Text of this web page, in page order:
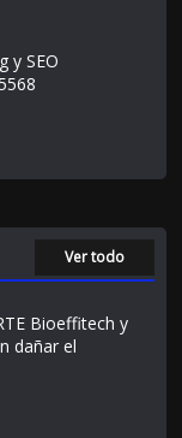
y SEO
Ver todo
Bioeffitech y
dañar el